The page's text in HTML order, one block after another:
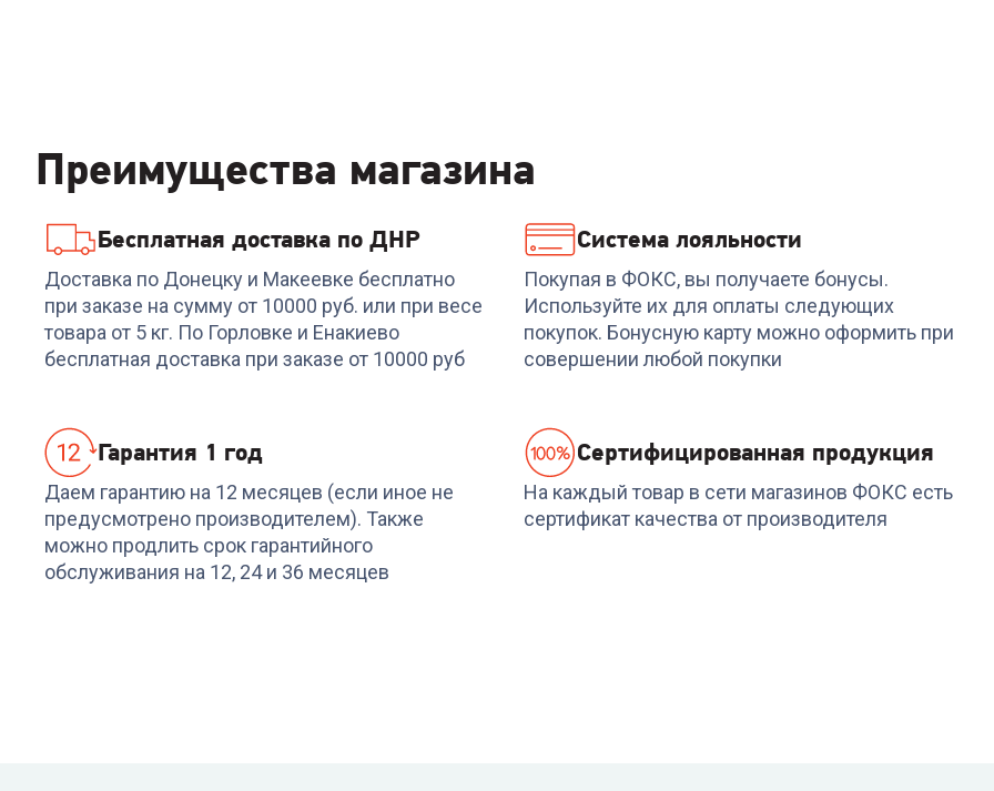
Преимущества магазина
Бесплатная доставка по ДНР
Доставка по Донецку и Макеевке бесплатно
при заказе на сумму от 10000 руб. или при весе
товара от 5 кг. По Горловке и Енакиево
бесплатная доставка при заказе от 10000 руб
Система лояльности
Покупая в ФОКС, вы получаете бонусы.
Используйте их для оплаты следующих
покупок. Бонусную карту можно оформить при
совершении любой покупки
Гарантия 1 год
Даем гарантию на 12 месяцев (если иное не
предусмотрено производителем). Также
можно продлить срок гарантийного
обслуживания на 12, 24 и 36 месяцев
Cертифицированная продукция
На каждый товар в сети магазинов ФОКС есть
сертификат качества от производителя